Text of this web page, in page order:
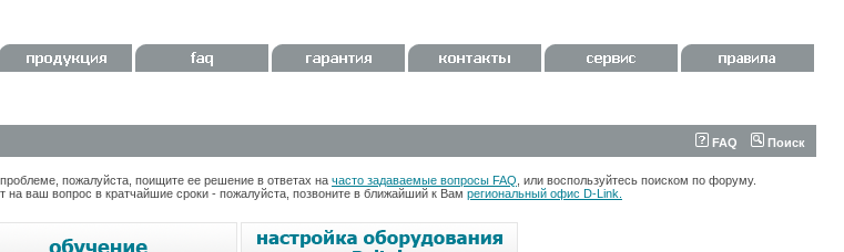
FAQ Поиск
пожалуйста, поищите ее решение в ответах на часто задаваемые вопросы FAQ , или воспользуйтесь поиском по форуму.
ваш вопрос в кратчайшие сроки - пожалуйста, позвоните в ближайший к Вам региональный офис D-Link.